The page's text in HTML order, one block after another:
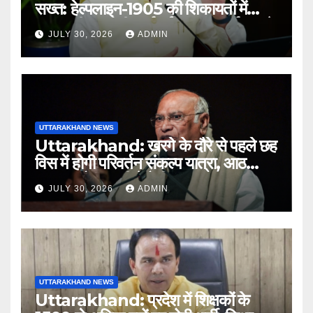
सख्त: हेल्पलाइन-1905 की शिकायतों में
लापरवाही पर होगी कार्रवाई, शून्य प्रदर्शन वाले
अधिकारियों को नोटिस…
JULY 30, 2026 ADMIN
UTTARAKHAND NEWS
Uttarakhand: खरगे के दौरे से पहले छह
विस में होगी परिवर्तन संकल्प यात्रा, आठ
अगस्त को हल्द्वानी में रैली
JULY 30, 2026 ADMIN
UTTARAKHAND NEWS
Uttarakhand: प्रदेश में शिक्षकों के